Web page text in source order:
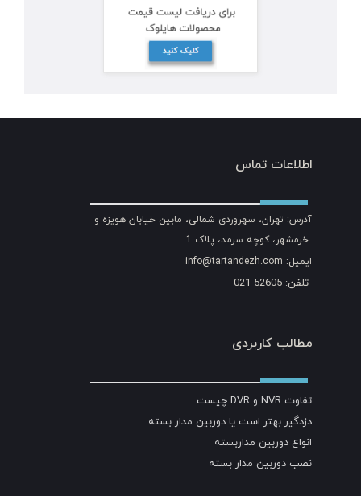
اطلاعات تماس
آدرس: تهران، سهروردی شمالی، مابین خیابان هویزه و
خرمشهر، کوچه سرمد، پلاک 1
ایمیل: info@tartandezh.com
تلفن: 52605-021
مطالب کاربردی
تفاوت NVR و DVR چیست
دزدگیر بهتر است یا دوربین مدار بسته
انواع دوربین مداربسته
نصب دوربین مدار بسته